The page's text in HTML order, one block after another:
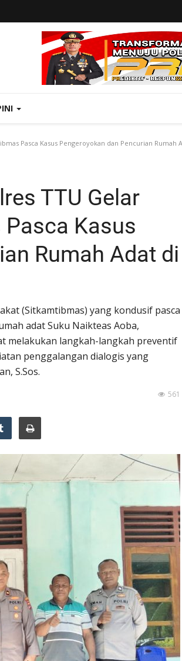
Pasca Kasus Pengeroyokan dan Pencurian Rumah
TTU Gelar
Kasus
Rumah Adat di
(Sitkamtibmas) yang kondusif pasca
adat Suku Naikteas Aoba,
melakukan langkah-langkah preventif
penggalangan dialogis yang
S.Sos.
561